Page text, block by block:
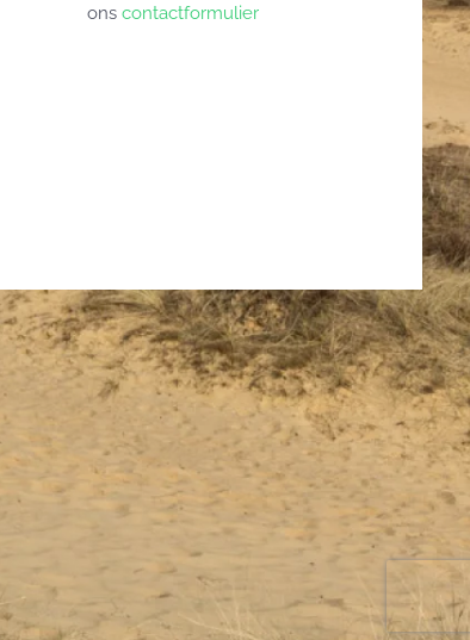
ons contactformulier